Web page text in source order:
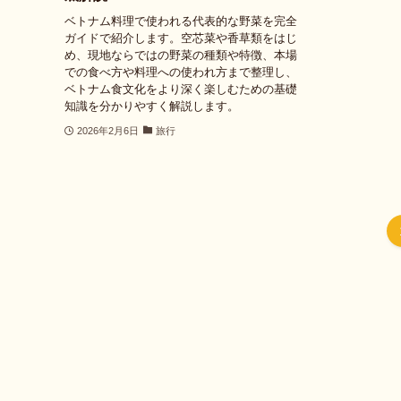
ベトナム料理で使われる代表的な野菜を完全
ガイドで紹介します。空芯菜や香草類をはじ
め、現地ならではの野菜の種類や特徴、本場
での食べ方や料理への使われ方まで整理し、
ベトナム食文化をより深く楽しむための基礎
知識を分かりやすく解説します。
2026年2月6日 旅行